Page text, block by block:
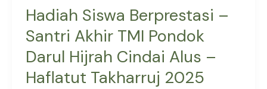
Hadiah Siswa Berprestasi –
Santri Akhir TMI Pondok
Darul Hijrah Cindai Alus –
Haflatut Takharruj 2025
Alus
–
Haflatut
Takharruj
2025